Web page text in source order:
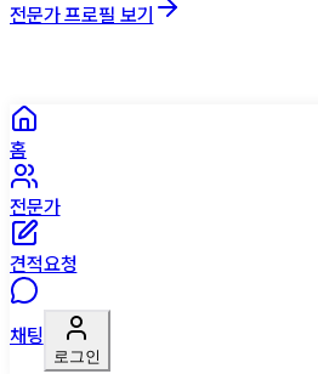
전문가 프로필 보기
홈
전문가
견적요청
채팅
로그인